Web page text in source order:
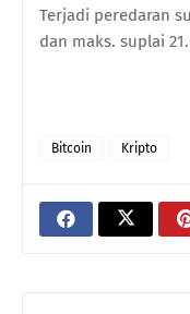
Terjadi peredaran
dan maks. suplai
Bitcoin Kripto